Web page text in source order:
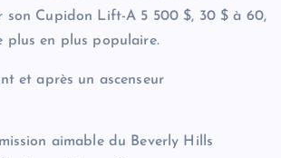
son Cupidon Lift-A 5 500 $, 30 $ à 60,
plus en plus populaire.
et après un ascenseur
aimable du Beverly Hills